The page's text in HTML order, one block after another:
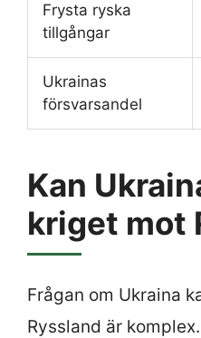
Frysta ryska
tillgångar
Ukrainas
försvarsandel
Kan
kriget mot
Frågan om Ukraina
Ryssland är